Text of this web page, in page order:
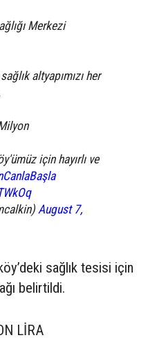
Merkezi
altyapımızı her
için hayırlı ve
August 7,
sağlık tesisi için
belirtildi.
LİRA